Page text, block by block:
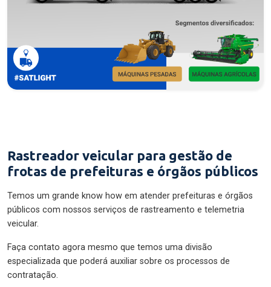
Rastreador veicular para gestão de
frotas de prefeituras e órgãos públicos
Temos um grande know how em atender prefeituras e órgãos
públicos com nossos serviços de rastreamento e telemetria
veicular.
Faça contato agora mesmo que temos uma divisão
especializada que poderá auxiliar sobre os processos de
contratação.